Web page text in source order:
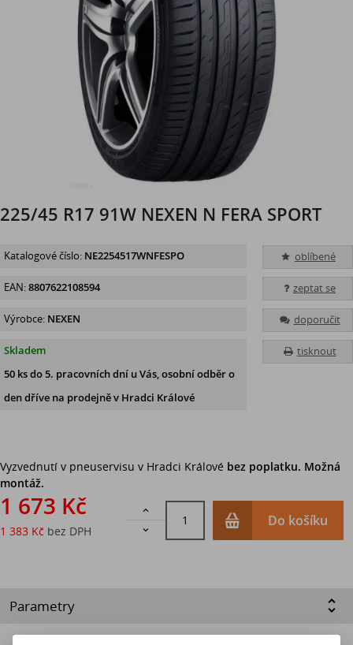
225/45 R17 91W NEXEN N FERA SPORT
oblíbené
zeptat se
doporučit
tisknout
Katalogové číslo: NE2254517WNFESPO
EAN:8807622108594
Výrobce: NEXEN
Skladem
50 ksdo 5. pracovních dní u Vás, osobní odběr o
den dříve na prodejněv Hradci Králové
Vyzvednutí v pneuservisu v Hradci Králové bez poplatku. Možná
montáž.
1 673 Kč
1 383 Kč bez DPH


Do košíku
Parametry